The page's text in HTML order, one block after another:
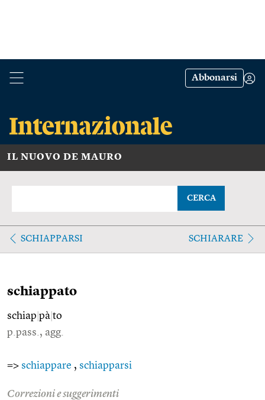
Abbonarsi
IL NUOVO DE MAURO
CERCA
SCHIAPPARSI SCHIARARE
schiappato
schiap pà to
p.pass., agg.
=> schiappare , schiapparsi
Correzioni e suggerimenti